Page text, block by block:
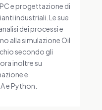
e progettazione di
industriali. Le sue
dei processi e
alla simulazione Oil
secondo gli
inoltre su
e
e Python.